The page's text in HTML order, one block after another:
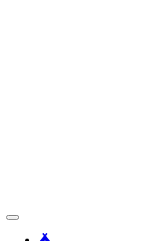
Menú
principal